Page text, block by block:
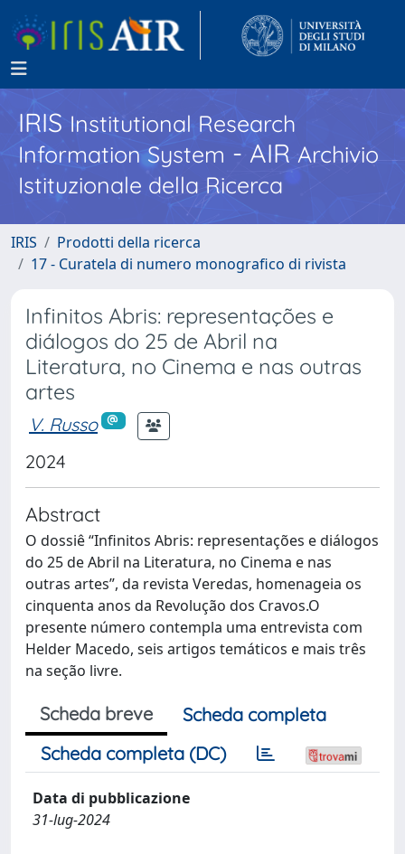
IRISInstitutional Research
Information System - AIR Archivio
Istituzionale della Ricerca
IRIS
Prodotti della ricerca
17 - Curatela di numero monografico di rivista
Infinitos Abris: representações e
diálogos do 25 de Abril na
Literatura, no Cinema e nas outras
artes
V. Russo
2024
Abstract
O dossiê “Infinitos Abris: representações e diálogos
do 25 de Abril na Literatura, no Cinema e nas
outras artes”, da revista Veredas, homenageia os
cinquenta anos da Revolução dos Cravos.O
presente número contempla uma entrevista com
Helder Macedo, seis artigos temáticos e mais três
na seção livre.
Scheda breve
Scheda completa
Scheda completa (DC)
Data di pubblicazione
31-lug-2024